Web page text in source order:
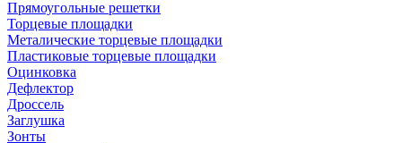
Прямоугольные решетки
Торцевые площадки
Металические торцевые площадки
Пластиковые торцевые площадки
Оцинковка
Дефлектор
Дроссель
Заглушка
Зонты